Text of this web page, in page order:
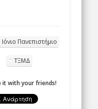
Ιόνιο Πανεπιστήμιο
ΤΞΜΔ
it with your friends!